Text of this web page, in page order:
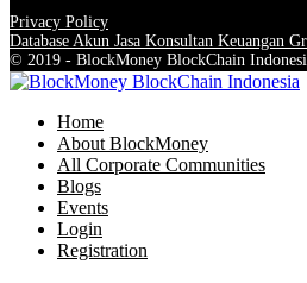
Privacy Policy
Database Akun Jasa Konsultan Keuangan
© 2019 - BlockMoney BlockChain
Home
About BlockMoney
All Corporate Communities
Blogs
Events
Login
Registration